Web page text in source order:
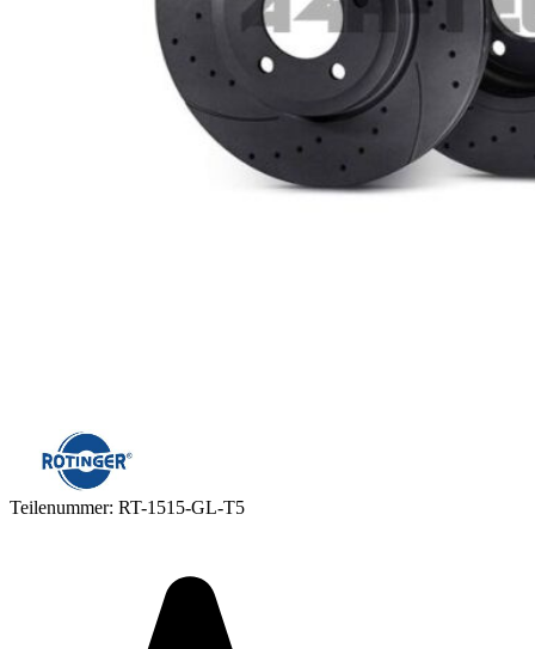
Teilenummer: RT-1515-GL-T5